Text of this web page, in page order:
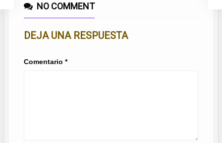
NO COMMENT
DEJA UNA RESPUESTA
Comentario *